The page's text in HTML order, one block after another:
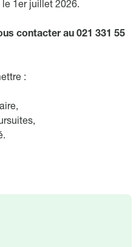
1er juillet 2026.
contacter au 021 331 55
: